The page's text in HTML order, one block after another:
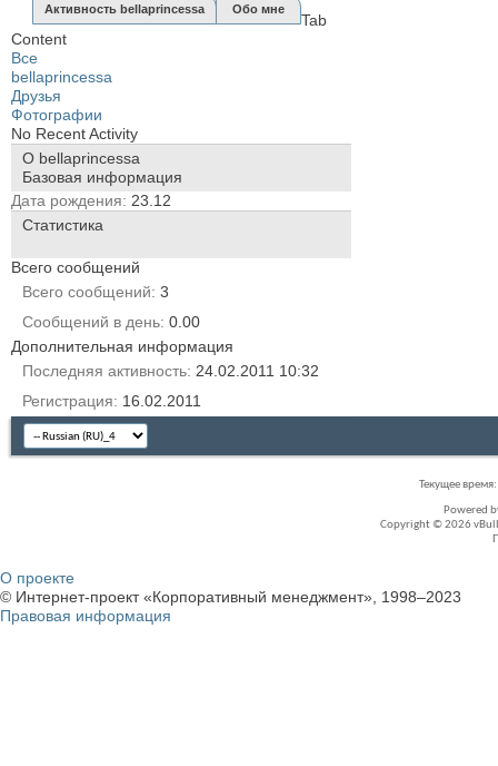
Активность bellaprincessa Обо мне
Tab
Content
Все
bellaprincessa
Друзья
Фотографии
No Recent Activity
О bellaprincessa
Базовая информация
Дата рождения
23.12
Статистика
Всего сообщений
Всего сообщений 3
Сообщений в день 0.00
Дополнительная информация
Последняя активность 24.02.2011 10:32
Регистрация
16.02.2011
Текущее время:
Powered
Copyright © 2026
О проекте
© Интернет-проект «Корпоративный менеджмент», 1998–2023
Правовая информация